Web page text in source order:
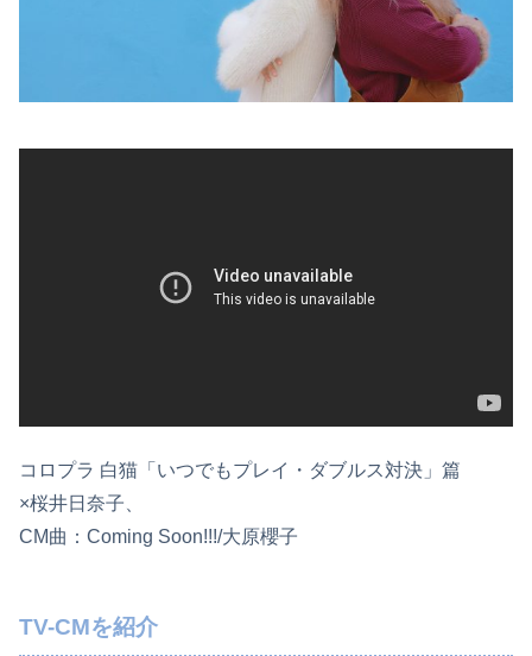
コロプラ 白猫「いつでもプレイ・ダブルス対決」篇
×桜井日奈子、
CM曲：Coming Soon!!!/大原櫻子
TV-CMを紹介